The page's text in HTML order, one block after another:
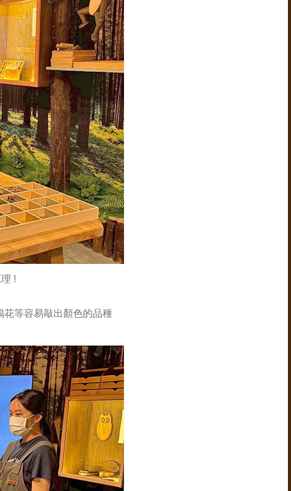
!
花等容易敲出顏色的品種